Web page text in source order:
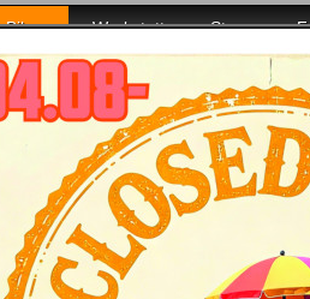
Bikes Werkstatt Store
da!
Road Glide Modelljahr
Daten